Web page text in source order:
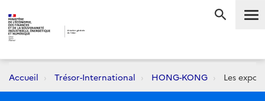
Accueil Trésor-International HONG-KONG Les